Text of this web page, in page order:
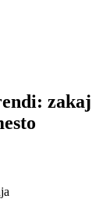
zakaj